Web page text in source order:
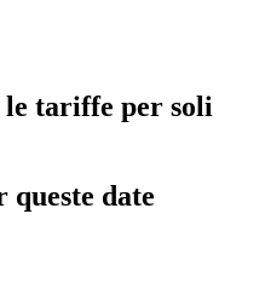
tariffe per soli
date